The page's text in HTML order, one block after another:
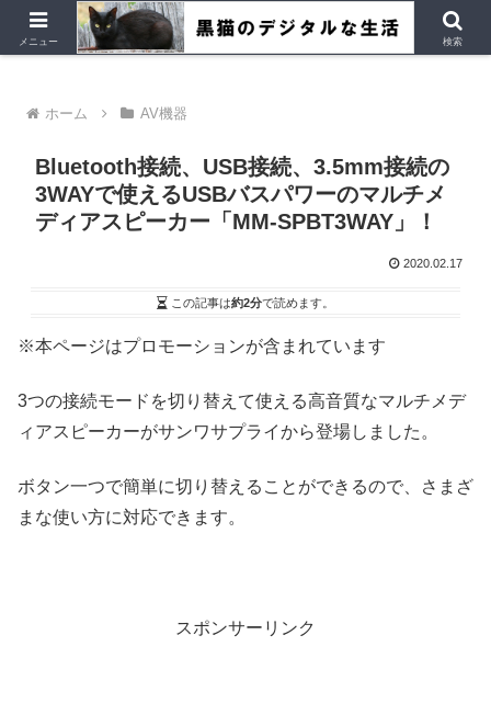
デジタルデバイス、Ubuntu など
ホーム AV機器
Bluetooth接続、USB接続、3.5mm接続の
3WAYで使えるUSBバスパワーのマルチメ
ディアスピーカー「MM-SPBT3WAY」！
2020.02.17
この記事は約2分で読めます。
※本ページはプロモーションが含まれています
3つの接続モードを切り替えて使える高音質なマルチメデ
ィアスピーカーがサンワサプライから登場しました。
ボタン一つで簡単に切り替えることができるので、さまざ
まな使い方に対応できます。
スポンサーリンク
メニュー 検索